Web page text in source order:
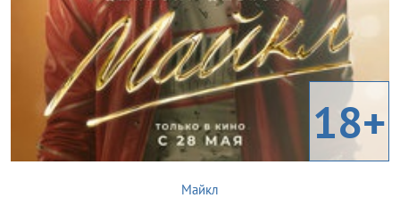
18+
Майкл